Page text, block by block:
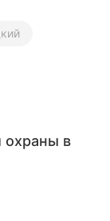
охраны в